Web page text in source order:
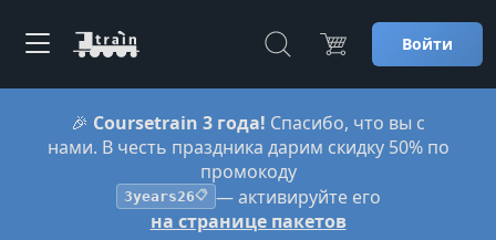
Войти
🎉 Coursetrain 3 года! Спасибо, что вы с
нами. В честь праздника дарим скидку 50% по
промокоду
3years26📋 — активируйте его
на странице пакетов